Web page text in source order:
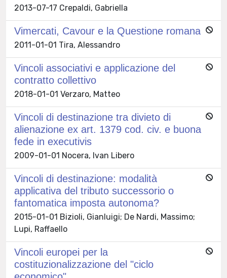
2013-07-17 Crepaldi, Gabriella
Vimercati, Cavour e la Questione romana
2011-01-01 Tira, Alessandro
Vincoli associativi e applicazione del
contratto collettivo
2018-01-01 Verzaro, Matteo
Vincoli di destinazione tra divieto di
alienazione ex art. 1379 cod. civ. e buona
fede in executivis
2009-01-01 Nocera, Ivan Libero
Vincoli di destinazione: modalità
applicativa del tributo successorio o
fantomatica imposta autonoma?
2015-01-01 Bizioli, Gianluigi; De Nardi, Massimo;
Lupi, Raffaello
Vincoli europei per la
costituzionalizzazione del "ciclo